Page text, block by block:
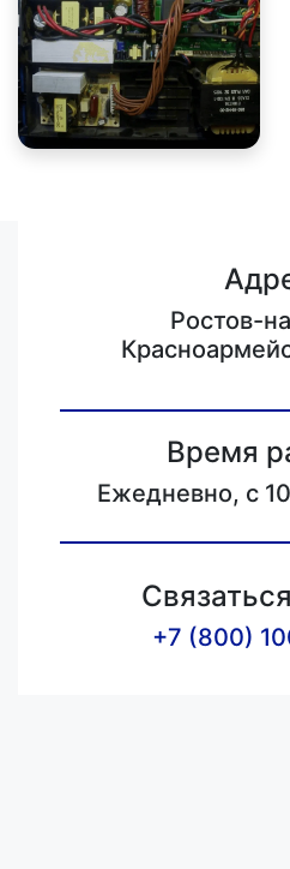
Ростов-
Время
Ежедневно, с
+7 (800)